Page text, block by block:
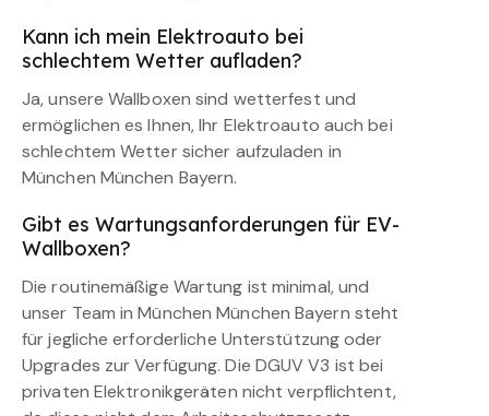
Kann ich mein Elektroauto bei
schlechtem Wetter aufladen?
Ja, unsere Wallboxen sind wetterfest und
ermöglichen es Ihnen, Ihr Elektroauto auch bei
schlechtem Wetter sicher aufzuladen in
München München Bayern.
Gibt es Wartungsanforderungen für EV-
Wallboxen?
Die routinemäßige Wartung ist minimal, und
unser Team in München München Bayern steht
für jegliche erforderliche Unterstützung oder
Upgrades zur Verfügung. Die DGUV V3 ist bei
privaten Elektronikgeräten nicht verpflichtent,